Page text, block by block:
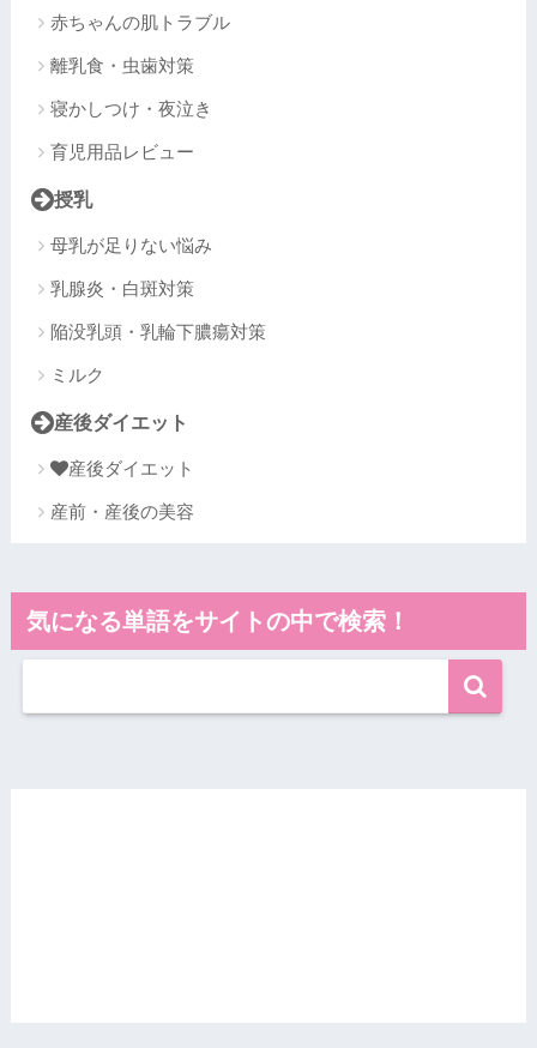
赤ちゃんの肌トラブル
離乳食・虫歯対策
寝かしつけ・夜泣き
育児用品レビュー
授乳
母乳が足りない悩み
乳腺炎・白斑対策
陥没乳頭・乳輪下膿瘍対策
ミルク
産後ダイエット
産後ダイエット
産前・産後の美容
気になる単語をサイトの中で検索！